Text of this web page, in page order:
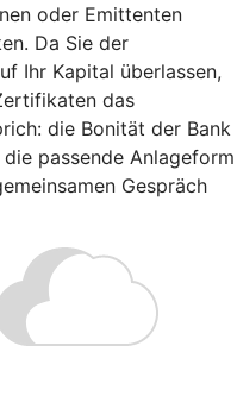
oder Emittenten
Da Sie der
Ihr Kapital überlassen,
das
die Bonität der Bank
passende Anlageform
Gespräch